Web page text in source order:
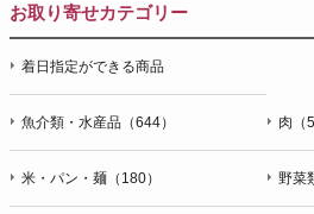
お取り寄せカテゴリー
着日指定ができる商品
魚介類・水産品（644） 肉（
米・パン・麺（180） 野菜